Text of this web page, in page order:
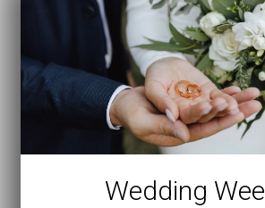
34040ZY42
I lager
1 998
TiSento
Wedding